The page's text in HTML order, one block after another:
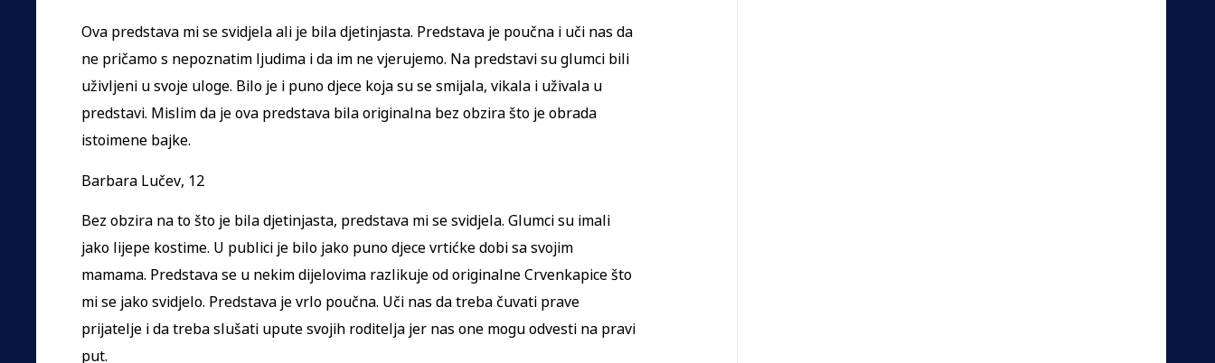
Ova predstava mi se svidjela ali je bila djetinjasta. Predstava je poučna i uči nas da
ne pričamo s nepoznatim ljudima i da im ne vjerujemo. Na predstavi su glumci bili
uživljeni u svoje uloge. Bilo je i puno djece koja su se smijala, vikala i uživala u
predstavi. Mislim da je ova predstava bila originalna bez obzira što je obrada
istoimene bajke.
Barbara Lučev, 12
Bez obzira na to što je bila djetinjasta, predstava mi se svidjela. Glumci su imali
jako lijepe kostime. U publici je bilo jako puno djece vrtićke dobi sa svojim
mamama. Predstava se u nekim dijelovima razlikuje od originalne Crvenkapice što
mi se jako svidjelo. Predstava je vrlo poučna. Uči nas da treba čuvati prave
prijatelje i da treba slušati upute svojih roditelja jer nas one mogu odvesti na pravi
put.